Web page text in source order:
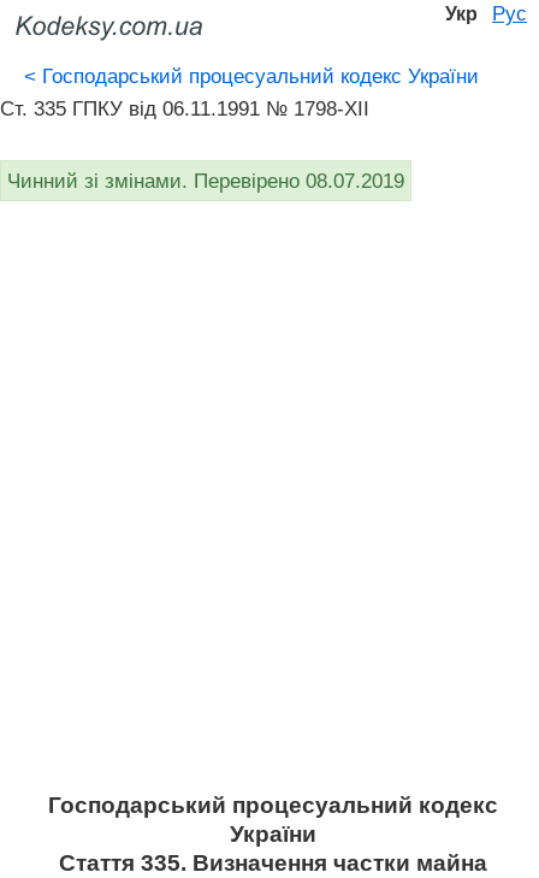
Укр Рус
< Господарський процесуальний кодекс України
Ст. 335 ГПКУ від 06.11.1991 № 1798-XII
Чинний зі змінами. Перевірено 08.07.2019
Господарський процесуальний кодекс
України
Стаття 335. Визначення частки майна